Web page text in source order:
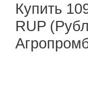
Купить
RUP